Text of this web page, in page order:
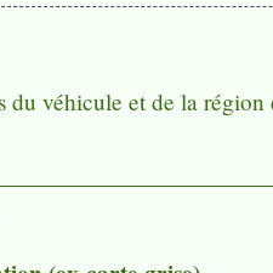
véhicule et de la